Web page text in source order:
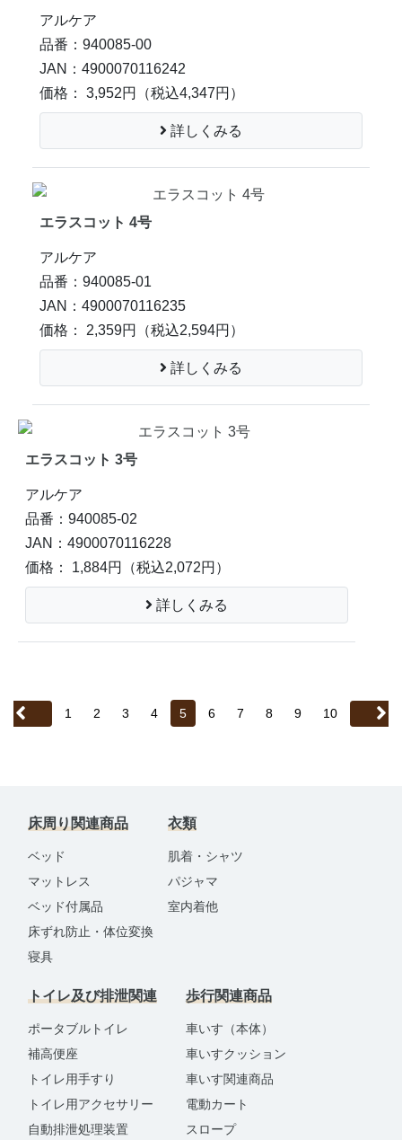
アルケア
品番：940085-00
JAN：4900070116242
価格： 3,952円
（税込4,347円）
詳しくみる
エラスコット 4号
アルケア
品番：940085-01
JAN：4900070116235
価格： 2,359円
（税込2,594円）
詳しくみる
エラスコット 3号
アルケア
品番：940085-02
JAN：4900070116228
価格： 1,884円
（税込2,072円）
詳しくみる
1 2 3 4 5 6 7 8 9 10
床周り関連商品
ベッド
マットレス
ベッド付属品
床ずれ防止・体位変換
寝具
衣類
肌着・シャツ
パジャマ
室内着他
トイレ及び排泄関連
ポータブルトイレ
補高便座
トイレ用手すり
トイレ用アクセサリー
自動排泄処理装置
歩行関連商品
車いす（本体）
車いすクッション
車いす関連商品
電動カート
スロープ